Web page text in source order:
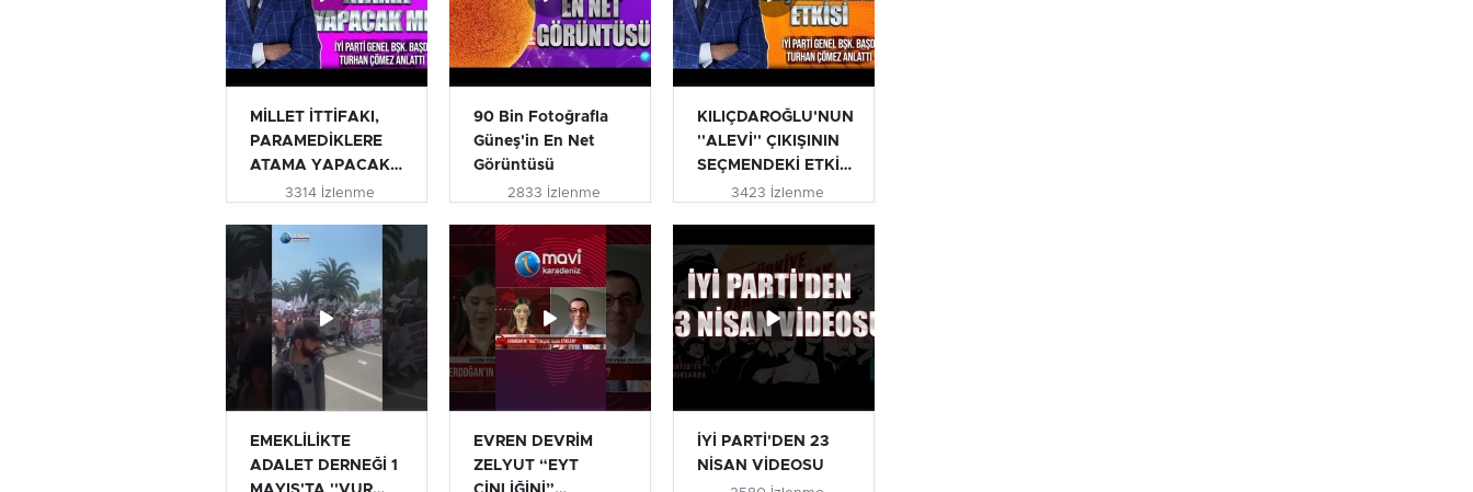
MİLLET İTTİFAKI,
PARAMEDİKLERE
ATAMA YAPACAK
MI? | TURHAN...
3314 İzlenme
90 Bin Fotoğrafla
Güneş'in En Net
Görüntüsü
2833 İzlenme
KILIÇDAROĞLU'NUN
''ALEVİ'' ÇIKIŞININ
SEÇMENDEKİ ETKİSİ
3423 İzlenme
EMEKLİLİKTE
ADALET DERNEĞİ 1
EVREN DEVRİM
ZELYUT “EYT
İYİ PARTİ'DEN 23
NİSAN VİDEOSU